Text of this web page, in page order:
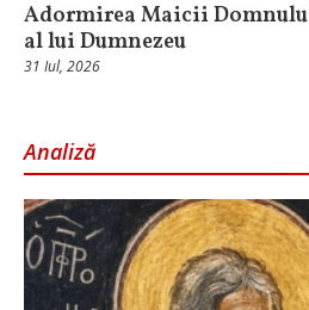
Adormirea Maicii
al lui Dumnezeu
31 Iul, 2026
Analiză